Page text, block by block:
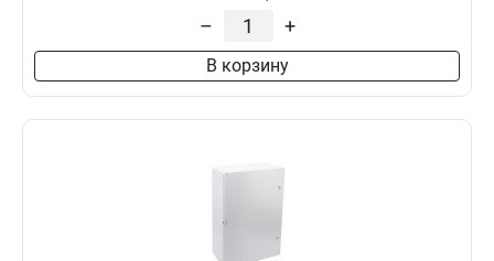
– +
В корзину